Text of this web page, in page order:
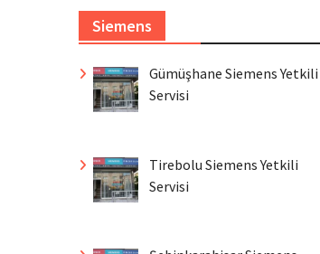
Siemens
Gümüşhane Siemens Yetkili
Servisi
Tirebolu Siemens Yetkili
Servisi